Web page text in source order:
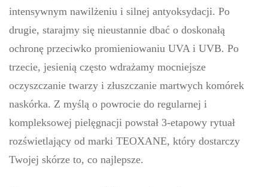
intensywnym nawilżeniu i silnej antyoksydacji. Po
drugie, starajmy się nieustannie dbać o doskonałą
ochronę przeciwko promieniowaniu UVA i UVB. Po
trzecie, jesienią często wdrażamy mocniejsze
oczyszczanie twarzy i złuszczanie martwych komórek
naskórka. Z myślą o powrocie do regularnej i
kompleksowej pielęgnacji powstał 3-etapowy rytuał
rozświetlający od marki TEOXANE, który dostarczy
Twojej skórze to, co najlepsze.